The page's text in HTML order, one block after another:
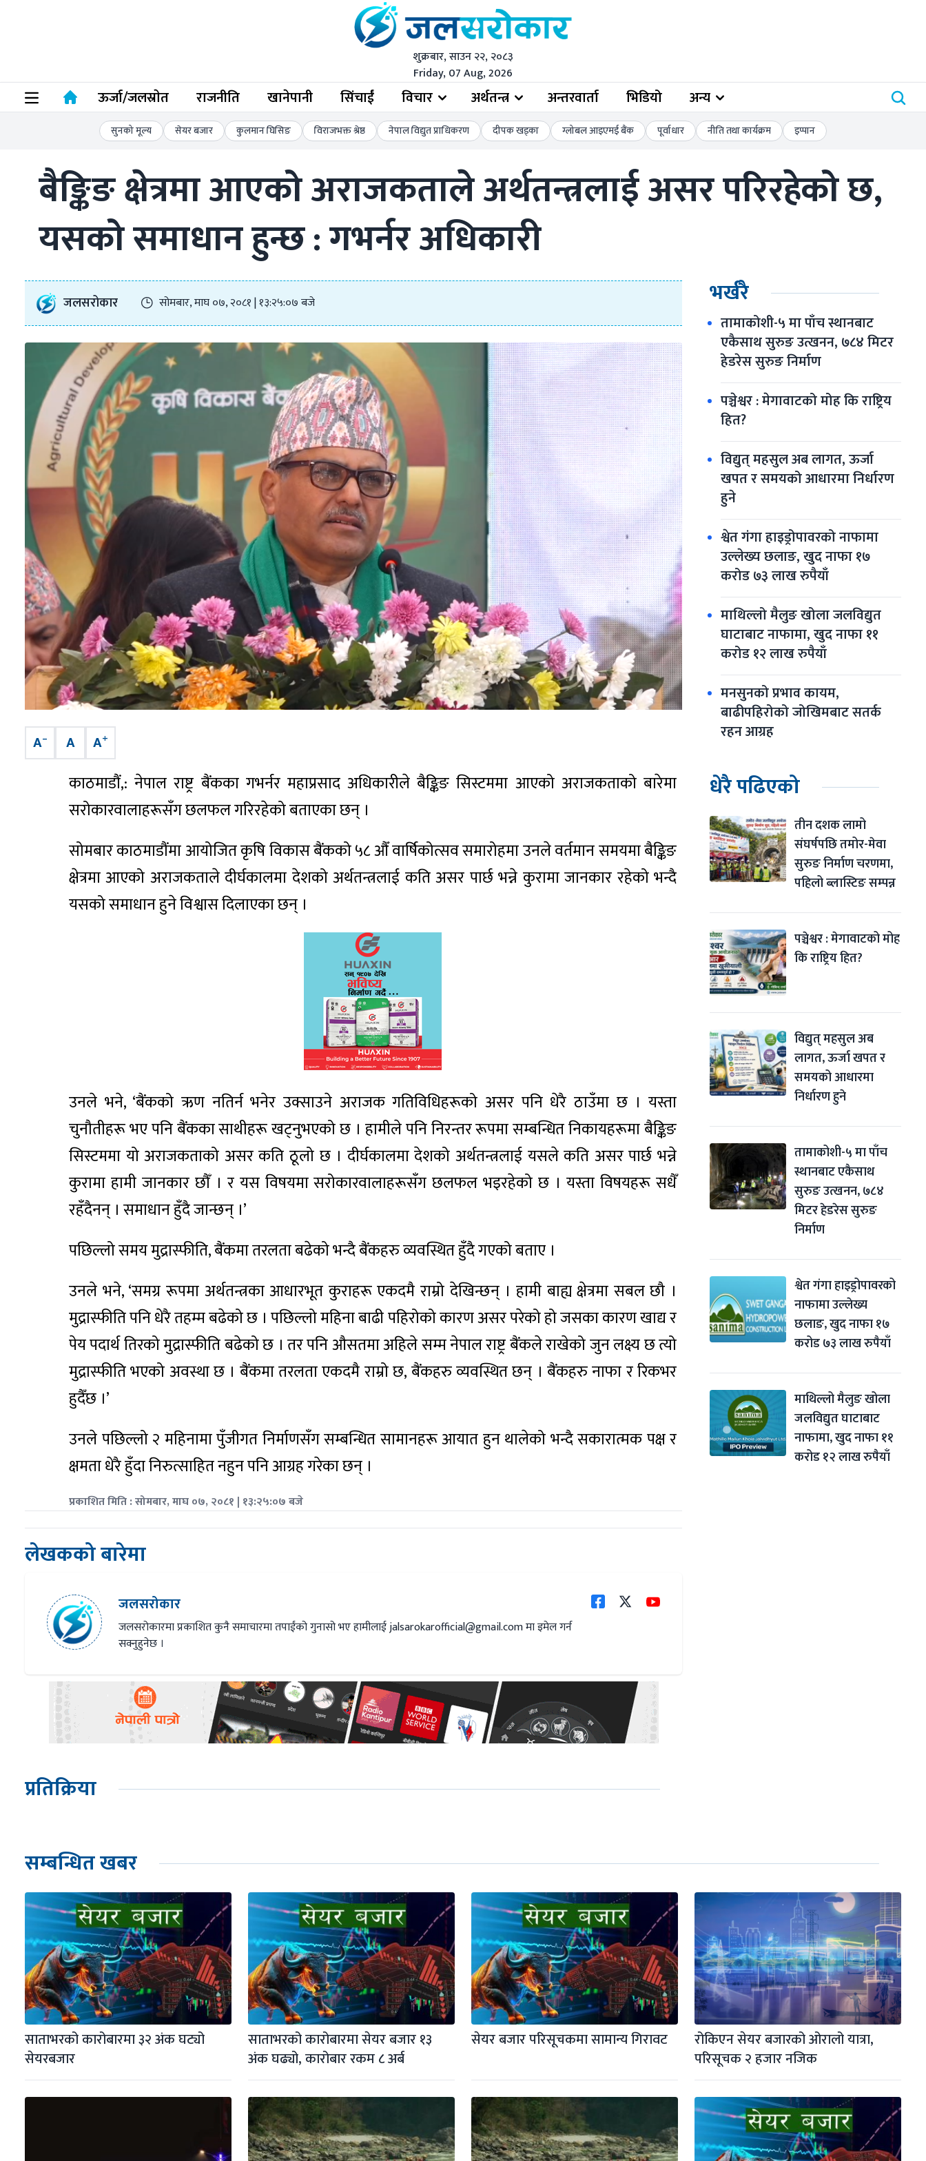
शुक्रबार, साउन २२, २०८३
Friday, 07 Aug, 2026
ऊर्जा/जलस्राेत राजनीति खानेपानी सिंचाईं विचार अर्थतन्त्र अन्तरवार्ता भिडियो अन्य
सुनको मूल्य सेयर बजार कुलमान घिसिङ विराजभक्त श्रेष्ठ नेपाल विद्युत प्राधिकरण दीपक खड्का ग्लोबल आइएमई बैंक पूर्वाधार नीति तथा कार्यक्रम इप्पान
बैङ्किङ क्षेत्रमा आएको अराजकताले अर्थतन्त्रलाई असर परिरहेको छ,
यसको समाधान हुन्छ : गभर्नर अधिकारी
जलसरोकार सोमबार, माघ ०७, २०८१ | १३:२५:०७ बजे
A– A A+
काठमाडौं,: नेपाल राष्ट्र बैंकका गभर्नर महाप्रसाद अधिकारीले बैङ्किङ सिस्टममा आएको अराजकताको बारेमा
सरोकारवालाहरूसँग छलफल गरिरहेको बताएका छन् ।
सोमबार काठमाडौंमा आयोजित कृषि विकास बैंकको ५८ औँ वार्षिकोत्सव समारोहमा उनले वर्तमान समयमा बैङ्किङ
क्षेत्रमा आएको अराजकताले दीर्घकालमा देशको अर्थतन्त्रलाई कति असर पार्छ भन्ने कुरामा जानकार रहेको भन्दै
यसको समाधान हुने विश्वास दिलाएका छन् ।
उनले भने, ‘बैंकको ऋण नतिर्न भनेर उक्साउने अराजक गतिविधिहरूको असर पनि धेरै ठाउँमा छ । यस्ता
चुनौतीहरू भए पनि बैंकका साथीहरू खट्नुभएको छ । हामीले पनि निरन्तर रूपमा सम्बन्धित निकायहरूमा बैङ्किङ
सिस्टममा यो अराजकताको असर कति ठूलो छ । दीर्घकालमा देशको अर्थतन्त्रलाई यसले कति असर पार्छ भन्ने
कुरामा हामी जानकार छौँ । र यस विषयमा सरोकारवालाहरूसँग छलफल भइरहेको छ । यस्ता विषयहरू सधैँ
रहँदैनन् । समाधान हुँदै जान्छन् ।’
पछिल्लो समय मुद्रास्फीति, बैंकमा तरलता बढेको भन्दै बैंकहरु व्यवस्थित हुँदै गएको बताए ।
उनले भने, ‘समग्र रूपमा अर्थतन्त्रका आधारभूत कुराहरू एकदमै राम्रो देखिन्छन् । हामी बाह्य क्षेत्रमा सबल छौ ।
मुद्रास्फीति पनि धेरै तहम्म बढेको छ । पछिल्लो महिना बाढी पहिरोको कारण असर परेको हो जसका कारण खाद्य र
पेय पदार्थ तिरको मुद्रास्फीति बढेको छ । तर पनि औसतमा अहिले सम्म नेपाल राष्ट्र बैंकले राखेको जुन लक्ष्य छ त्यो
मुद्रास्फीति भएको अवस्था छ । बैंकमा तरलता एकदमै राम्रो छ, बैंकहरु व्यवस्थित छन् । बैंकहरु नाफा र रिकभर
हुदैँछ ।’
उनले पछिल्लो २ महिनामा पुँजीगत निर्माणसँग सम्बन्धित सामानहरू आयात हुन थालेको भन्दै सकारात्मक पक्ष र
क्षमता धेरै हुँदा निरुत्साहित नहुन पनि आग्रह गरेका छन् ।
प्रकाशित मिति : सोमबार, माघ ०७, २०८१ | १३:२५:०७ बजे
लेखकको बारेमा
जलसरोकार
जलसरोकारमा प्रकाशित कुनै समाचारमा तपाईंको गुनासो भए हामीलाईjalsarokarofficial@gmail.comमा इमेल गर्न
सक्नुहुनेछ ।
प्रतिक्रिया
भर्खरै
तामाकोशी-५ मा पाँच स्थानबाट
एकैसाथ सुरुङ उत्खनन, ७८४ मिटर
हेडरेस सुरुङ निर्माण
पञ्चेश्वर : मेगावाटको मोह कि राष्ट्रिय
हित?
विद्युत् महसुल अब लागत, ऊर्जा
खपत र समयको आधारमा निर्धारण
हुने
श्वेत गंगा हाइड्रोपावरको नाफामा
उल्लेख्य छलाङ, खुद नाफा १७
करोड ७३ लाख रुपैयाँ
माथिल्लो मैलुङ खोला जलविद्युत
घाटाबाट नाफामा, खुद नाफा ११
करोड १२ लाख रुपैयाँ
मनसुनको प्रभाव कायम,
बाढीपहिरोको जोखिमबाट सतर्क
रहन आग्रह
धेरै पढिएको
तीन दशक लामो
संघर्षपछि तमोर-मेवा
सुरुङ निर्माण चरणमा,
पहिलो ब्लास्टिङ सम्पन्न
पञ्चेश्वर : मेगावाटको मोह
कि राष्ट्रिय हित?
विद्युत् महसुल अब
लागत, ऊर्जा खपत र
समयको आधारमा
निर्धारण हुने
तामाकोशी-५ मा पाँच
स्थानबाट एकैसाथ
सुरुङ उत्खनन, ७८४
मिटर हेडरेस सुरुङ
निर्माण
श्वेत गंगा हाइड्रोपावरको
नाफामा उल्लेख्य
छलाङ, खुद नाफा १७
करोड ७३ लाख रुपैयाँ
माथिल्लो मैलुङ खोला
जलविद्युत घाटाबाट
नाफामा, खुद नाफा ११
करोड १२ लाख रुपैयाँ
सम्बन्धित खबर
साताभरको कारोबारमा ३२ अंक घट्यो
सेयरबजार
साताभरको कारोबारमा सेयर बजार १३
अंक घढ्यो, कारोबार रकम ८ अर्ब
सेयर बजार परिसूचकमा सामान्य गिरावट
रोकिएन सेयर बजारको ओरालो यात्रा,
परिसूचक २ हजार नजिक